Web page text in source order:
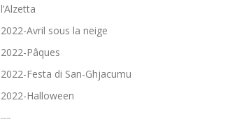
l’Alzetta
2022-Avril sous la neige
2022-Pâques
2022-Festa di San-Ghjacumu
2022-Halloween